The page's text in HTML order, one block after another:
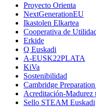
Proyecto Orienta
NextGenerationEU
Ikastolen Elkartea
Cooperativa de
Erkide
Q Euskadi
A-EUSK22PLATA
KiVa
Sostenibilidad
Cambridge
Acreditación-Madurez
Sello STEAM Euskadi